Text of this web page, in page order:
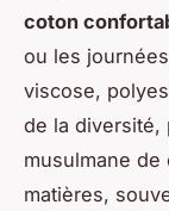
coton
ou les
viscose,
de la diversité,
musulmane
matières,